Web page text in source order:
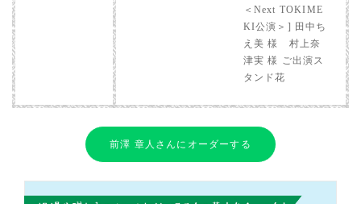
＜Next TOKIME
KI公演＞] 田中ち
え美 様 村上奈
津実 様 ご出演ス
タンド花
前澤 章人さんにオーダーする